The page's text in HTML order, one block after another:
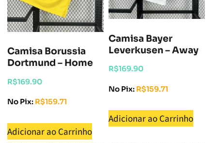
Camisa Borussia
Dortmund – Home
R$169.90
No Pix: R$159.71
Adicionar ao Carrinho
Camisa Bayer
Leverkusen – Away
R$169.90
No Pix: R$159.71
Adicionar ao Carrinho